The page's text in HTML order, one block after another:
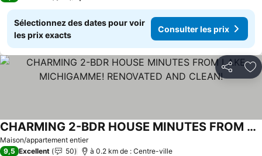
Sélectionnez des dates pour voir
les prix exacts
Consulter les prix
Partager
Maison/appartement entier
CHARMING 2-BDR HOUSE MINUTES FROM LAKE MICHIGAMME! RENOVATED AND CLEAN!
Consulter les prix
9,5 Excellent 50 à 0.2 km de : Centre-ville